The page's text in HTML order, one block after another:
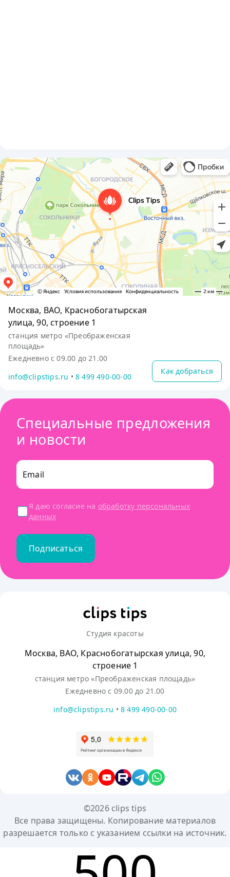
Москва, ВАО, Краснобогатырская
улица, 90, строение 1
станция метро «Преображенская
площадь»
Ежедневно с 09.00 до 21.00
info@clipstips.ru •8 499 490-00-00
Как добраться
Специальные предложения
и новости
Email
Я даю согласие на обработку персональных
данных
Подписаться
Студия красоты
Москва, ВАО, Краснобогатырская улица, 90,
строение 1
станция метро «Преображенская площадь»
Ежедневно с 09.00 до 21.00
info@clipstips.ru • 8 499 490-00-00
©2026 clips tips
Все права защищены. Копирование материалов
разрешается только с указанием ссылки на источник.